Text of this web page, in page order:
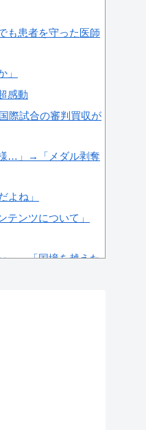
も患者を守った医師
」
感動
際試合の審判買収が
…」→「メダル剥奪
よね」
ンツについて」
‥」→「国境を越えた